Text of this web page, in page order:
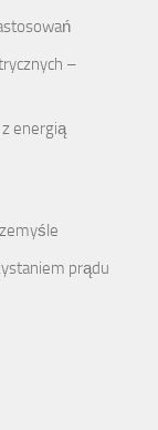
–
energią
prądu